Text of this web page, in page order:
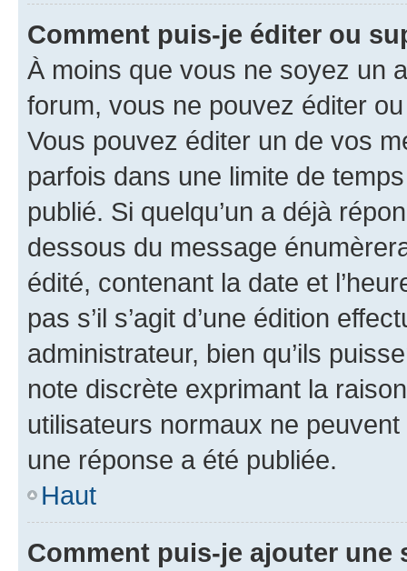
Comment puis-je éditer ou
À moins que vous ne soyez un
forum, vous ne pouvez éditer
Vous pouvez éditer un de vos
parfois dans une limite de
publié. Si quelqu’un a déjà
dessous du message
édité, contenant la date et
pas s’il s’agit d’une édition
administrateur, bien qu’ils
note discrète exprimant la
utilisateurs normaux ne
une réponse a été publiée.
Haut
Comment puis-je ajouter une